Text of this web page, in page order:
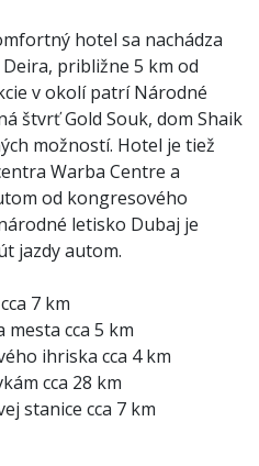
hotel sa nachádza
približne 5 km od
v okolí patrí Národné
štvrť Gold Souk, dom Shaik
možností. Hotel je tiež
Warba Centre a
od kongresového
letisko Dubaj je
jazdy autom.
7 km
cca 5 km
ihriska cca 4 km
cca 28 km
stanice cca 7 km